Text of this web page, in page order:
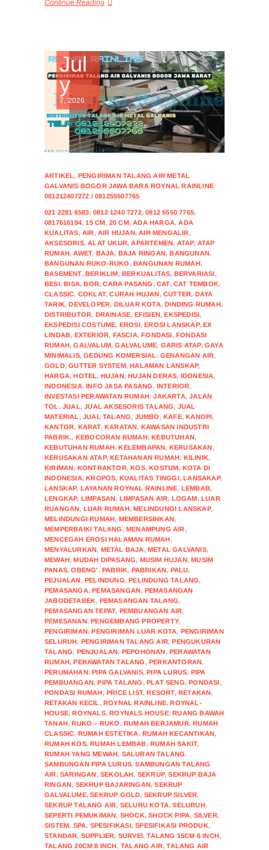
Continue Reading
Jul
y
7, 2026
ARTIKEL, PENGIRIMAN TALANG AIR METAL
GALVANIS BOGOR JAWA BARA ROYNAL RAINLINE
081212407272 / 081255507765
021 2281 6583,0812 1240 7272,0812 5550 7765,
0817616194,15 CM, 20 CM,ADA HARGA,ADA
KUALITAS,AIR,AIR HUJAN,AIR MENGALIR,
AKSESORIS,ALAT UKUR,APARTEMEN, ATAP, ATAP
RUMAH,AWET, BAJA, BAJA RINGAN,BANGUNAN,
BANGUNAN RUKO-RUKO ,BANGUNAN RUMAH,
BASEMENT,BERIKLIM,BERKUALITAS, BERVARIASI,
BESI,BISA,BOR,CARA PASANG ,CAT,CAT TEMBOK,
CLASSIC, COKLAT,CURAH HUJAN,CUTTER, DAYA
TARIK,DEVELOPER, DILUAR KOTA,DINDING RUMAH,
DISTRIBUTOR, DRAINASE, EFISIEN,EKSPEDISI,
EKSPEDISI COSTUME, EROSI,EROSI LANSKAP,EX
LINDAB, EXTERIOR, FASCIA,FONDASI,FONDASI
RUMAH,GALVALUM,GALVALUME, GARIS ATAP,GAYA
MINIMALIS,GEDUNG KOMERSIAL, GENANGAN AIR,
GOLD,GUTTER SYSTEM,HALAMAN LANSKAP,
HARGA,HOTEL, HUJAN,HUJAN DERAS, IDONESIA,
INDONESIA,INFO JASA PASANG, INTERIOR,
INVESTASI PERAWATAN RUMAH,JAKARTA,JALAN
TOL ,JUAL,JUAL AKSESORIS TALANG, JUAL
MATERIAL ,JUAL TALANG, JUMBO ,KAFE,KANOPI,
KANTOR, KARAT,KARATAN, KAWASAN INDUSTRI
PABRIK., KEBOCORAN RUMAH,KEBUTUHAN,
KEBUTUHAN RUMAH,KELEMBAPAN, KERUSAKAN,
KERUSAKAN ATAP,KETAHANAN RUMAH, KILINIK,
KIRIMAN, KONTRAKTOR,KOS,KOSTUM, KOTA DI
INDONESIA,KROPOS, KUALITAS TINGGI,LANSAKAP,
LANSKAP, LAYANAN ROYNAL RAINLINE, LEMBAB,
LENGKAP, LIMPASAN, LIMPASAN AIR, LOGAM,LUAR
RUANGAN, LUAR RUMAH,MELINDUNGI LANSKAP,
MELINDUNGI RUMAH, MEMBERSIHKAN,
MEMPERBAIKI TALANG ,MENAMPUNG AIR,
MENCEGAH EROSI HALAMAN RUMAH,
MENYALURKAN, METAL BAJA,METAL GALVANIS,
MEWAH,MUDAH DIPASANG, MUSIM HUJAN,MUSIM
PANAS,OBENG' ,PABRIK, PABRIKAN, PALU,
PEJUALAN,PELINDUNG,PELINDUNG TALANG,
PEMASANGA,PEMASANGAN, PEMASANGAN
JABODETABEK, PEMASANGAN TALANG,
PEMASANGAN TEPAT, PEMBUANGAN AIR,
PEMESANAN,PENGEMBANG PROPERTY,
PENGIRIMAN,PENGIRIMAN LUAR KOTA, PENGIRIMAN
SELURUH, PENGIRIMAN TALANG AIR,PENGUKURAN
TALANG, PENJUALAN, PEPOHONAN,PERAWATAN
RUMAH,PERAWATAN TALANG ,PERKANTORAN,
PERUMAHAN,PIPA GALVANIS,PIPA LURUS, PIPA
PEMBUANGAN,PIPA TALANG ,PLAT SENG,PONDASI,
PONDASI RUMAH,PRICE LIST,RESORT,RETAKAN,
RETAKAN KECIL ,ROYNAL RAINLINE,ROYNAL-
HOUSE,ROYNALS,ROYNALS HOUSE,RUANG BAWAH
TANAH,RUKO – RUKO ,RUMAH BERJAMUR,RUMAH
CLASSIC, RUMAH ESTETIKA,RUMAH KECANTIKAN,
RUMAH KOS,RUMAH LEMBAB,RUMAH SAKIT,
RUMAH YANG MEWAH, SALURAN TALANG,
SAMBUNGAN PIPA LURUS,SAMBUNGAN TALANG
AIR,SARINGAN,SEKOLAH, SEKRUP,SEKRUP BAJA
RINGAN, SEKRUP BAJARINGAN,SEKRUP
GALVALUME,SEKRUP GOLD, SEKRUP SILVER,
SEKRUP TALANG AIR, SELURU KOTA,SELURUH,
SEPERTI PEMUKIMAN, SHOCK,SHOCK PIPA, SILVER,
SISTEM, SPA, SPESIFIKASI,SPESIFIKASI PRODUK,
STANDAR, SUPPLIER, SURVEI,TALANG 15CM 6 INCH,
TALANG 20CM 8 INCH,TALANG AIR,TALANG AIR